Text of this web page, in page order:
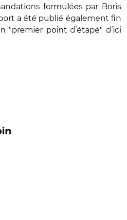
formulées par Boris
a été publié également fin
"premier point d’étape" d’ici